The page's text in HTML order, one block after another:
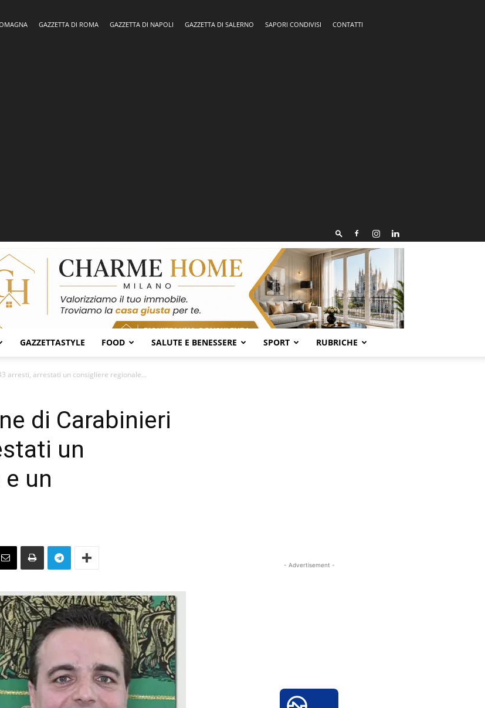
GAZZETTA DI ROMA GAZZETTA DI NAPOLI GAZZETTA DI SALERNO SAPORI CONDIVISI
CONTATTI
GAZZETTASTYLE FOOD SALUTE E BENESSERE SPORT RUBRICHE
arresti, arrestati un consigliere regionale...
di Carabinieri
un
un
- Advertisement -